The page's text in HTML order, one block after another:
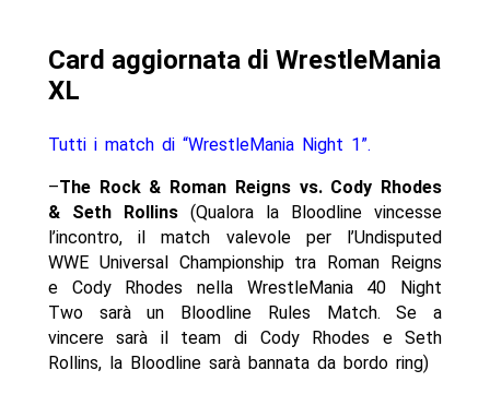
Card aggiornata di WrestleMania
XL
Tutti i match di “WrestleMania Night 1”.
–The Rock & Roman Reigns vs. Cody Rhodes
& Seth Rollins(Qualora la Bloodline vincesse
l’incontro, il match valevole per l’Undisputed
WWE Universal Championship tra Roman Reigns
e Cody Rhodes nella WrestleMania 40 Night
Two sarà un Bloodline Rules Match. Se a
vincere sarà il team di Cody Rhodes e Seth
Rollins, la Bloodline sarà bannata da bordo ring)